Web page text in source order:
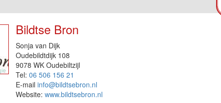
Bildtse Bron
Sonja van Dijk
Oudebildtdijk 108
9078 WK Oudebiltzijl
Tel: 06 506 156 21
E-mail info@bildtsebron.nl
Website: www.bildtsebron.nl